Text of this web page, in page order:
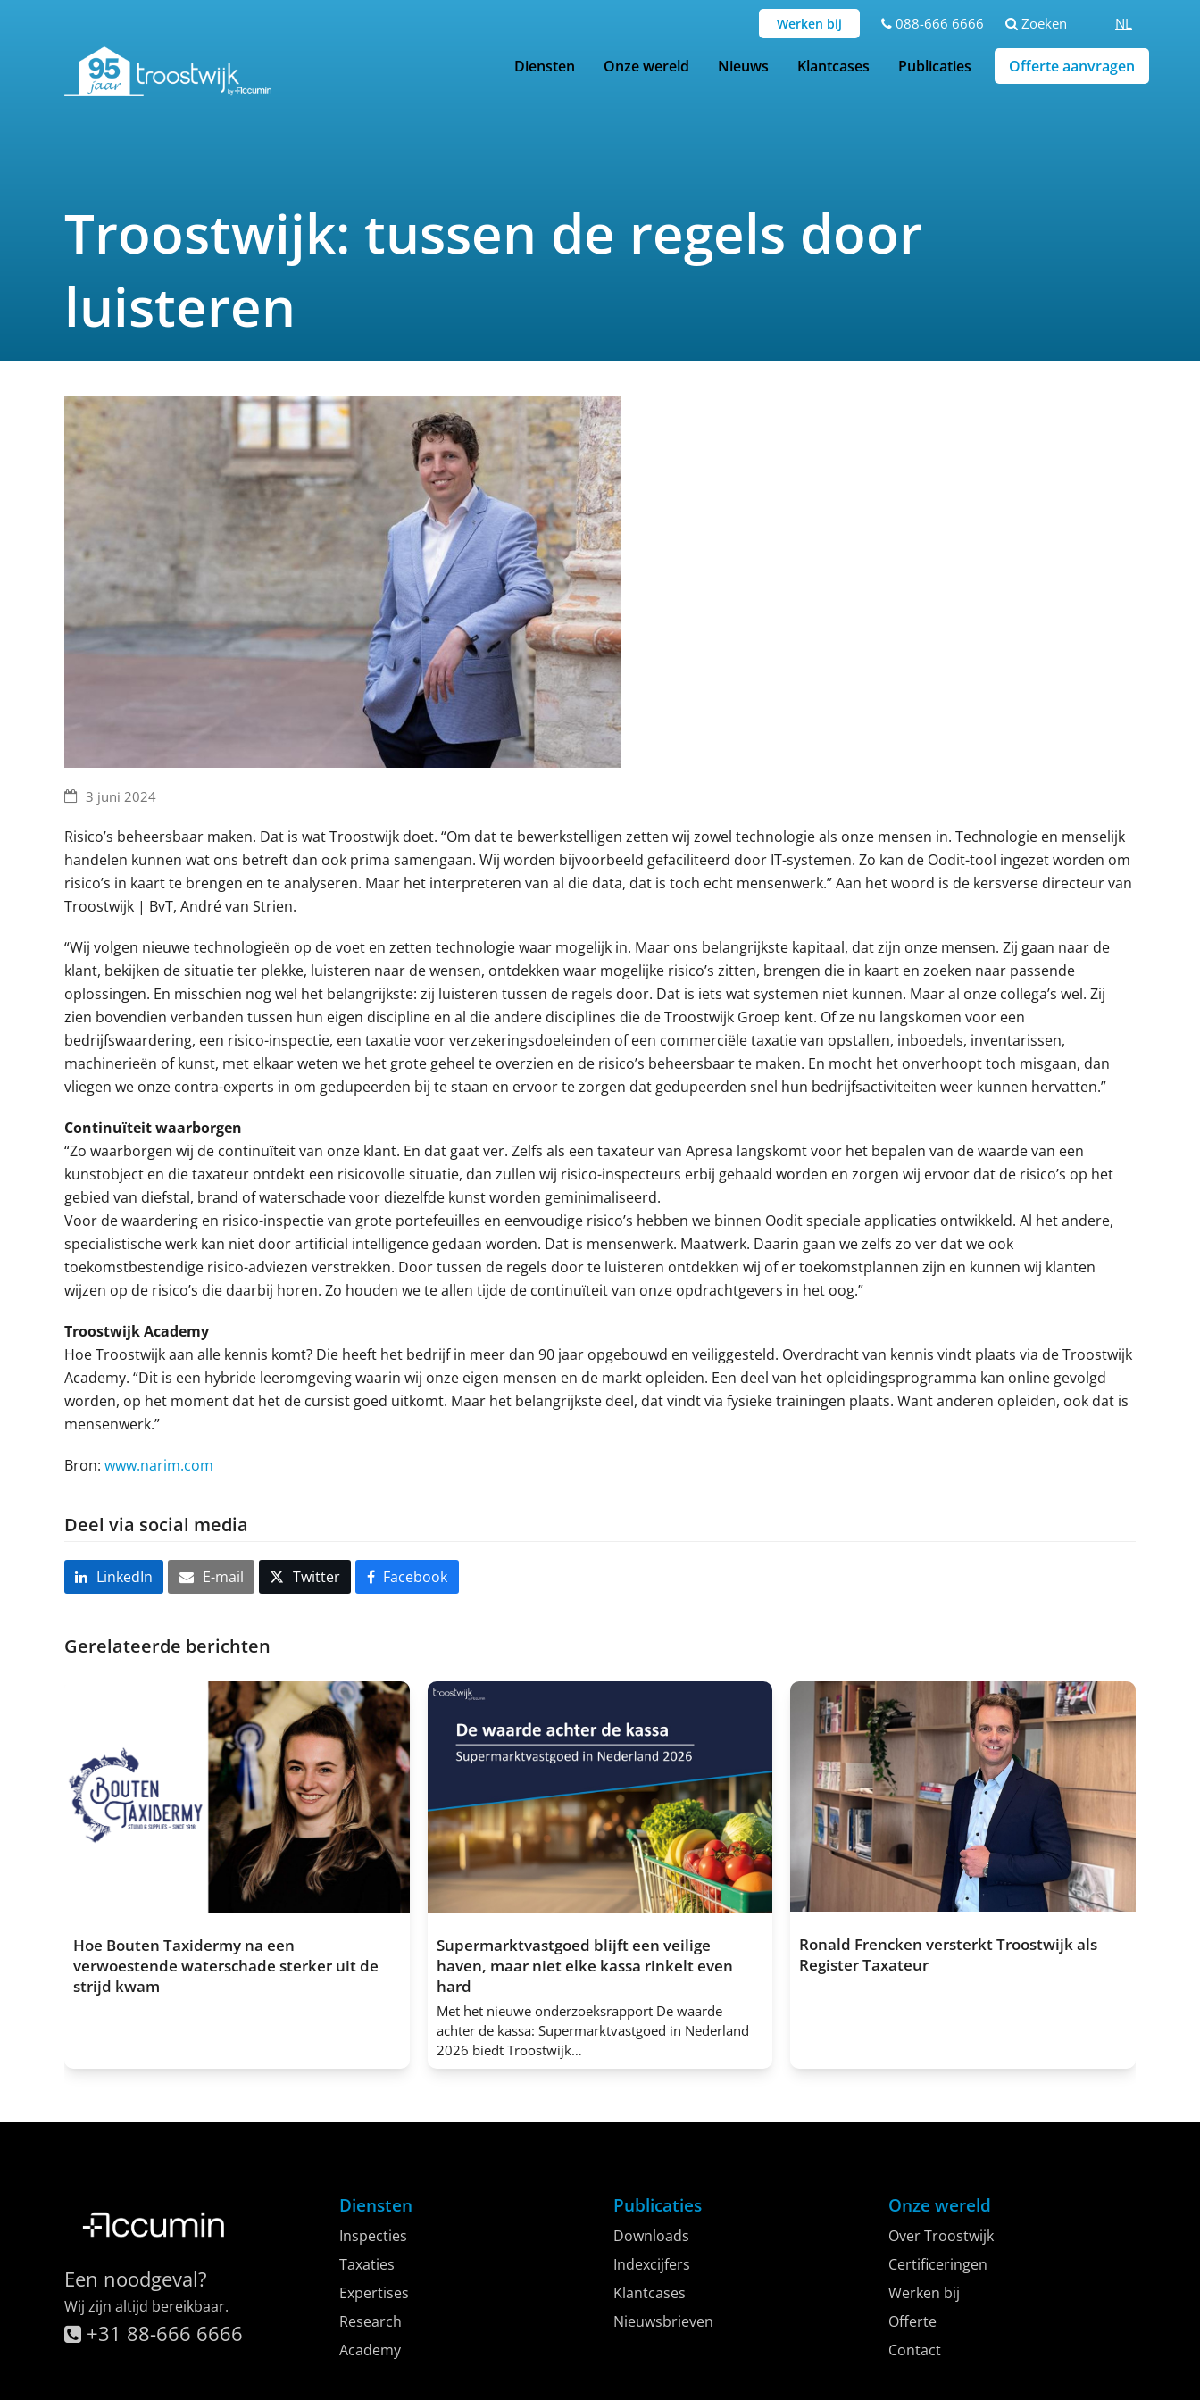
NL
Werken bij 088-666 6666 Zoeken
Diensten Onze wereld Nieuws Klantcases Publicaties Offerte aanvragen
Troostwijk: tussen de regels door
luisteren
3 juni 2024
Risico’s beheersbaar maken. Dat is wat Troostwijk doet. “Om dat te bewerkstelligen zetten wij zowel technologie als onze mensen in. Technologie en menselijk
handelen kunnen wat ons betreft dan ook prima samengaan. Wij worden bijvoorbeeld gefaciliteerd door IT-systemen. Zo kan de Oodit-tool ingezet worden om
risico’s in kaart te brengen en te analyseren. Maar het interpreteren van al die data, dat is toch echt mensenwerk.” Aan het woord is de kersverse directeur van
Troostwijk | BvT, André van Strien.
“Wij volgen nieuwe technologieën op de voet en zetten technologie waar mogelijk in. Maar ons belangrijkste kapitaal, dat zijn onze mensen. Zij gaan naar de
klant, bekijken de situatie ter plekke, luisteren naar de wensen, ontdekken waar mogelijke risico’s zitten, brengen die in kaart en zoeken naar passende
oplossingen. En misschien nog wel het belangrijkste: zij luisteren tussen de regels door. Dat is iets wat systemen niet kunnen. Maar al onze collega’s wel. Zij
zien bovendien verbanden tussen hun eigen discipline en al die andere disciplines die de Troostwijk Groep kent. Of ze nu langskomen voor een
bedrijfswaardering, een risico-inspectie, een taxatie voor verzekeringsdoeleinden of een commerciële taxatie van opstallen, inboedels, inventarissen,
machinerieën of kunst, met elkaar weten we het grote geheel te overzien en de risico’s beheersbaar te maken. En mocht het onverhoopt toch misgaan, dan
vliegen we onze contra-experts in om gedupeerden bij te staan en ervoor te zorgen dat gedupeerden snel hun bedrijfsactiviteiten weer kunnen hervatten.”
Continuïteit waarborgen
“Zo waarborgen wij de continuïteit van onze klant. En dat gaat ver. Zelfs als een taxateur van Apresa langskomt voor het bepalen van de waarde van een
kunstobject en die taxateur ontdekt een risicovolle situatie, dan zullen wij risico-inspecteurs erbij gehaald worden en zorgen wij ervoor dat de risico’s op het
gebied van diefstal, brand of waterschade voor diezelfde kunst worden geminimaliseerd.
Voor de waardering en risico-inspectie van grote portefeuilles en eenvoudige risico’s hebben we binnen Oodit speciale applicaties ontwikkeld. Al het andere,
specialistische werk kan niet door artificial intelligence gedaan worden. Dat is mensenwerk. Maatwerk. Daarin gaan we zelfs zo ver dat we ook
toekomstbestendige risico-adviezen verstrekken. Door tussen de regels door te luisteren ontdekken wij of er toekomstplannen zijn en kunnen wij klanten
wijzen op de risico’s die daarbij horen. Zo houden we te allen tijde de continuïteit van onze opdrachtgevers in het oog.”
Troostwijk Academy
Hoe Troostwijk aan alle kennis komt? Die heeft het bedrijf in meer dan 90 jaar opgebouwd en veiliggesteld. Overdracht van kennis vindt plaats via de Troostwijk
Academy. “Dit is een hybride leeromgeving waarin wij onze eigen mensen en de markt opleiden. Een deel van het opleidingsprogramma kan online gevolgd
worden, op het moment dat het de cursist goed uitkomt. Maar het belangrijkste deel, dat vindt via fysieke trainingen plaats. Want anderen opleiden, ook dat is
mensenwerk.”
Bron: www.narim.com
Deel via social media
LinkedIn E-mail Twitter Facebook
Gerelateerde berichten
Hoe Bouten Taxidermy na een
verwoestende waterschade sterker uit de
strijd kwam
Supermarktvastgoed blijft een veilige
haven, maar niet elke kassa rinkelt even
hard
Met het nieuwe onderzoeksrapport De waarde
achter de kassa: Supermarktvastgoed in Nederland
2026 biedt Troostwijk…
Ronald Frencken versterkt Troostwijk als
Register Taxateur
Troostwijk verwelkomt Ronald Frencken als Register
Een noodgeval?
Wij zijn altijd bereikbaar.
+31 88-666 6666
Diensten
Inspecties
Taxaties
Expertises
Research
Academy
Publicaties
Downloads
Indexcijfers
Klantcases
Nieuwsbrieven
Onze wereld
Over Troostwijk
Certificeringen
Werken bij
Offerte
Contact